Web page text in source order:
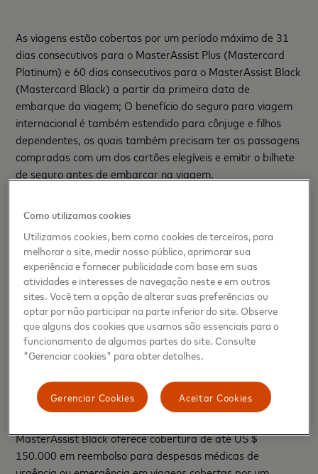
As viagens estão cobertas por um período máximo de 31
dias consecutivos para o MasterAssist Plus (Mastercard
Platinum) e 60 dias consecutivos para o MasterAssist Black
(Mastercard Black) a partir da primeira data de
embarque da viagem; O benefício do seguro para viagem
internacional é também estendido para cônjuge e filhos
dependentes, os quais também precisam ter as passagens
compradas com um dos cartões elegíveis e emitir o bilhete
de seguro antes de embarcar na viagem.
Portadores de cartões qualificados Mastercard Platinum
podem contar com o MasterAssist Plus, que oferece
cobertura de até US＄ 25.000 (€ 30.000 em Territórios
Schengen) para despesas médicas de emergência em
viagens cobertas por um período máximo de 31 dias
consecutivos para cada viagem feita. Além das despesas
médicas, estão incluídas seis coberturas, tais como
traslado médico, despesa com prorrogação de estadia,
Mastercard.
MasterAssist Black oferece cobertura de até US＄
150.000 em reembolso para despesas médicas de
Como utilizamos cookies
Utilizamos cookies, bem como cookies de terceiros, para
melhorar o site, medir nosso público, aprimorar sua
experiência e fornecer publicidade com base em suas
atividades e interesses de navegação neste e em outros
sites. Você tem a opção de alterar suas preferências ou
optar por não participar na parte inferior do site. Observe
que alguns dos cookies que usamos são essenciais para o
funcionamento de algumas partes do site. Consulte
"Gerenciar cookies" para obter detalhes.
Aceitar Cookies
Gerenciar Cookies